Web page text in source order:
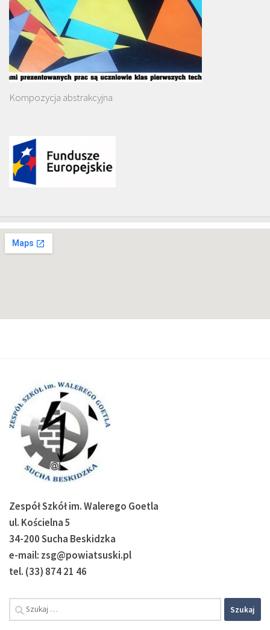
Kompozycja abstrakcyjna
Zespół Szkół im. Walerego Goetla
ul. Kościelna 5
34-200 Sucha Beskidzka
e-mail: zsg@powiatsuski.pl
tel. (33) 874 21 46
Szukaj: